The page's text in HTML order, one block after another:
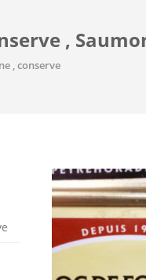
,
, conserve